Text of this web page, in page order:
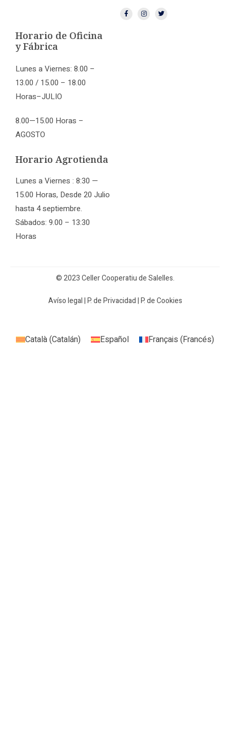
Horario de Oficina
y Fábrica
Lunes a Viernes: 8.00 –
13.00 / 15.00 – 18.00
Horas–JULIO
8.00—15.00 Horas –
AGOSTO
Horario Agrotienda
Lunes a Viernes : 8:30 —
15.00 Horas, Desde 20 Julio
hasta 4 septiembre.
Sábados: 9.00 – 13:30
Horas
© 2023 Celler Cooperatiu de Salelles.
Avíso legal|P. de Privacidad|P. de Cookies
Català(Catalán) Español Français (Francés)